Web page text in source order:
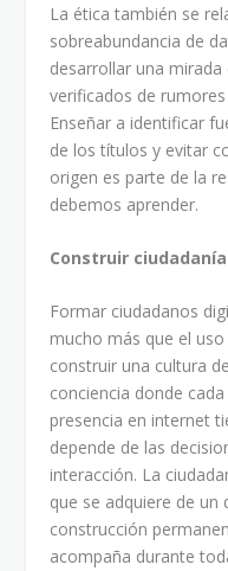
La ética también se
sobreabundancia de
desarrollar una
verificados de
Enseñar a identificar
de los títulos y evitar
origen es parte de la
debemos aprender.
Construir
Formar ciudadanos
mucho más que el
construir una cultura
conciencia donde
presencia en internet
depende de las
interacción. La
que se adquiere de
construcción
acompaña durante